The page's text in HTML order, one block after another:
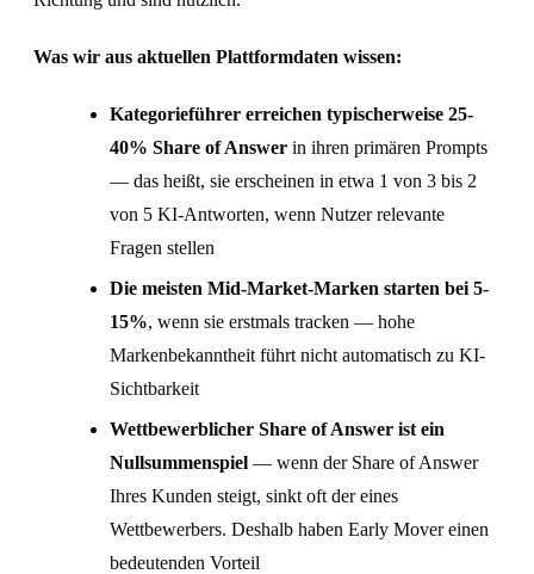
Was wir aus aktuellen Plattformdaten wissen:
Kategorieführer erreichen typischerweise 25-
40% Share of Answer in ihren primären Prompts
— das heißt, sie erscheinen in etwa 1 von 3 bis 2
von 5 KI-Antworten, wenn Nutzer relevante
Fragen stellen
Die meisten Mid-Market-Marken starten bei 5-
15%, wenn sie erstmals tracken — hohe
Markenbekanntheit führt nicht automatisch zu KI-
Sichtbarkeit
Wettbewerblicher Share of Answer ist ein
Nullsummenspiel — wenn der Share of Answer
Ihres Kunden steigt, sinkt oft der eines
Wettbewerbers. Deshalb haben Early Mover einen
bedeutenden Vorteil